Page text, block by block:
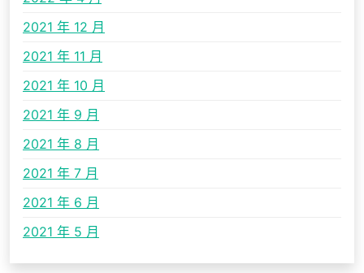
2021 年 12 月
2021 年 11 月
2021 年 10 月
2021 年 9 月
2021 年 8 月
2021 年 7 月
2021 年 6 月
2021 年 5 月